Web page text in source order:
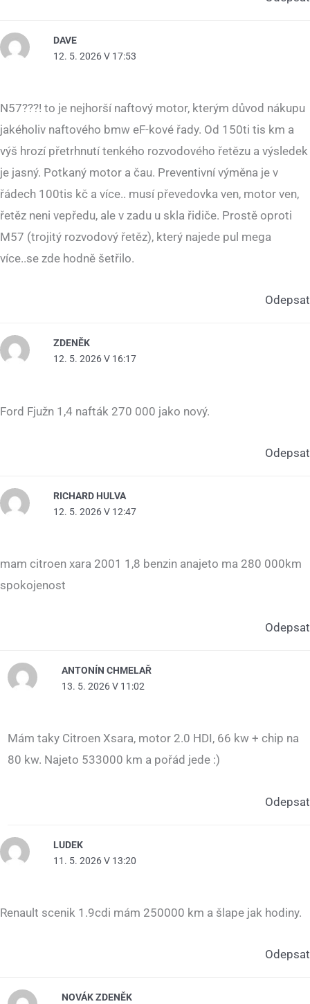
DAVE
12. 5. 2026 V 17:53
N57???! to je nejhorší naftový motor, kterým důvod nákupu
jakéholiv naftového bmw eF-kové řady. Od 150ti tis km a
výš hrozí přetrhnutí tenkého rozvodového řetězu a výsledek
je jasný. Potkaný motor a čau. Preventivní výměna je v
řádech 100tis kč a více.. musí převedovka ven, motor ven,
řetěz neni vepředu, ale v zadu u skla řidiče. Prostě oproti
M57 (trojitý rozvodový řetěz), který najede pul mega
více..se zde hodně šetřilo.
Odepsat
ZDENĚK
12. 5. 2026 V 16:17
Ford Fjužn 1,4 nafták 270 000 jako nový.
Odepsat
RICHARD HULVA
12. 5. 2026 V 12:47
mam citroen xara 2001 1,8 benzin anajeto ma 280 000km
spokojenost
Odepsat
ANTONÍN CHMELAŘ
13. 5. 2026 V 11:02
Mám taky Citroen Xsara, motor 2.0 HDI, 66 kw + chip na
80 kw. Najeto 533000 km a pořád jede :)
Odepsat
LUDEK
11. 5. 2026 V 13:20
Renault scenik 1.9cdi mám 250000 km a šlape jak hodiny.
Odepsat
NOVÁK ZDENĚK